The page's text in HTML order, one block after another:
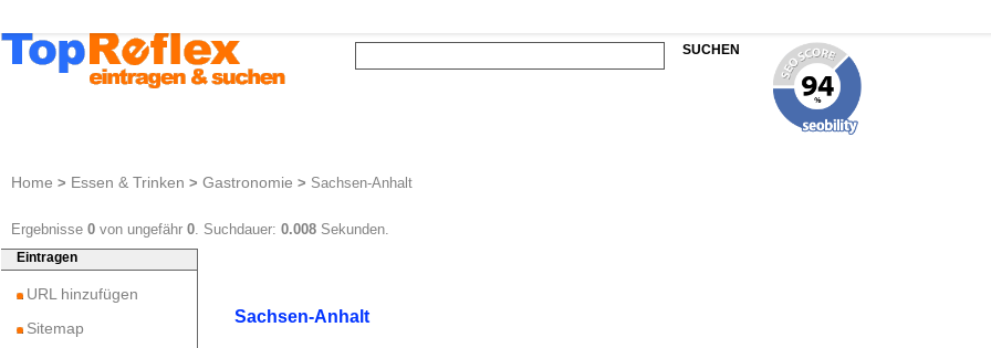
SUCHEN
Home > Essen & Trinken > Gastronomie > Sachsen-Anhalt
Ergebnisse 0 von ungefähr 0 . Suchdauer: 0.008 Sekunden.
Sachsen-Anhalt
Eintragen
URL hinzufügen
Sitemap